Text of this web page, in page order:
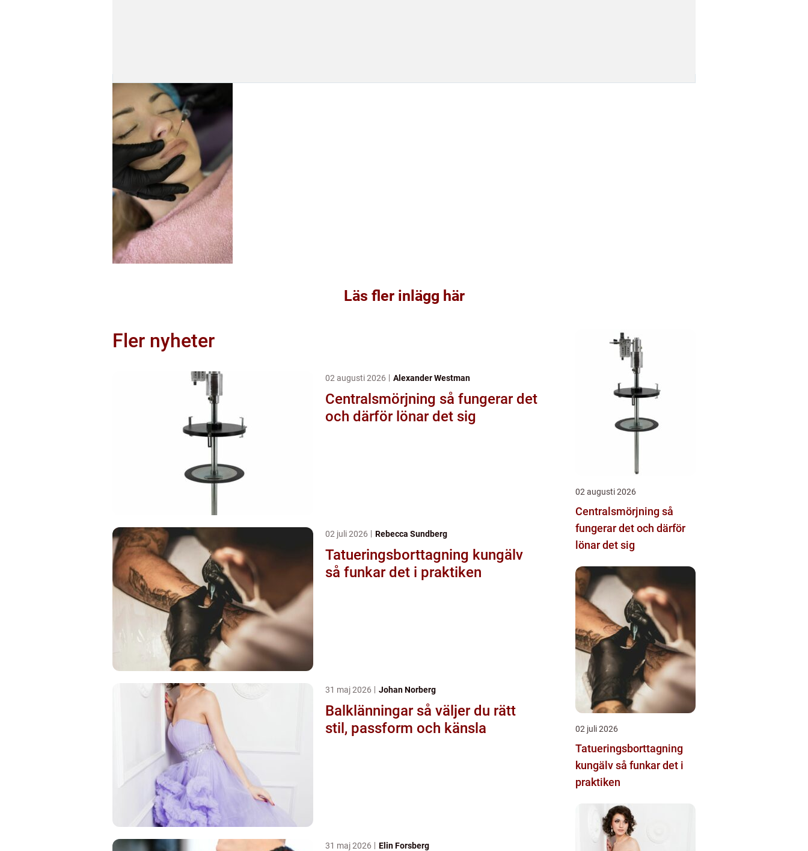
Läs fler inlägg här
Fler nyheter
02 augusti 2026 Alexander Westman
Centralsmörjning så fungerar det
och därför lönar det sig
02 juli 2026 Rebecca Sundberg
Tatueringsborttagning kungälv
så funkar det i praktiken
31 maj 2026 Johan Norberg
Balklänningar så väljer du rätt
stil, passform och känsla
31 maj 2026 Elin Forsberg
02 augusti 2026
Centralsmörjning så
fungerar det och därför
lönar det sig
02 juli 2026
Tatueringsborttagning
kungälv så funkar det i
praktiken